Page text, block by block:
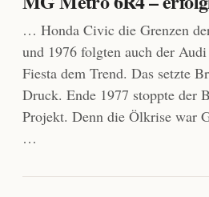
… Honda Civic die Grenzen
und 1976 folgten auch der
Fiesta dem Trend. Das setzte
Druck. Ende 1977 stoppte der
Projekt. Denn die Ölkrise war
…